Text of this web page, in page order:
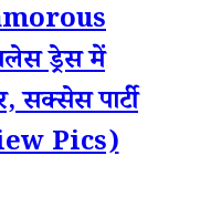
ड्रेस में
सक्सेस पार्टी
Pics)